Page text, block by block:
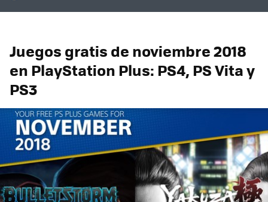
Juegos gratis de noviembre 2018
en PlayStation Plus: PS4, PS Vita y
PS3